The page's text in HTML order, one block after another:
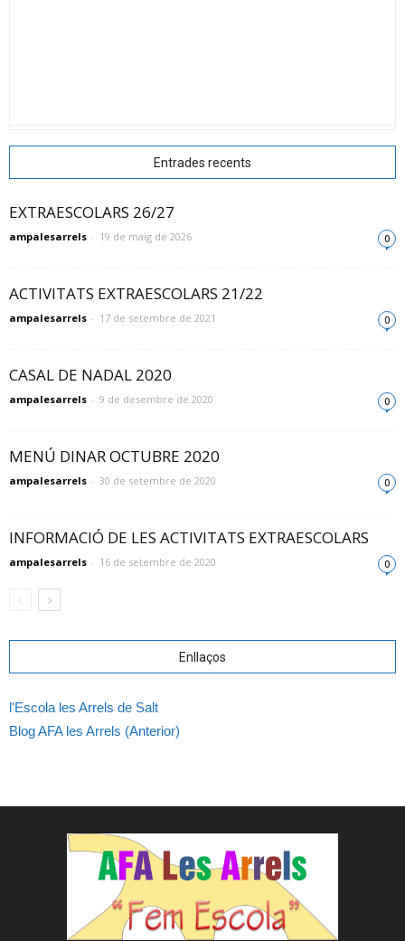
Entrades recents
EXTRAESCOLARS 26/27
ampalesarrels - 19 de maig de 2026 0
ACTIVITATS EXTRAESCOLARS 21/22
ampalesarrels - 17 de setembre de 2021 0
CASAL DE NADAL 2020
ampalesarrels - 9 de desembre de 2020 0
MENÚ DINAR OCTUBRE 2020
ampalesarrels - 30 de setembre de 2020 0
INFORMACIÓ DE LES ACTIVITATS EXTRAESCOLARS
ampalesarrels - 16 de setembre de 2020 0
Enllaços
l'Escola les Arrels de Salt
Blog AFA les Arrels (Anterior)